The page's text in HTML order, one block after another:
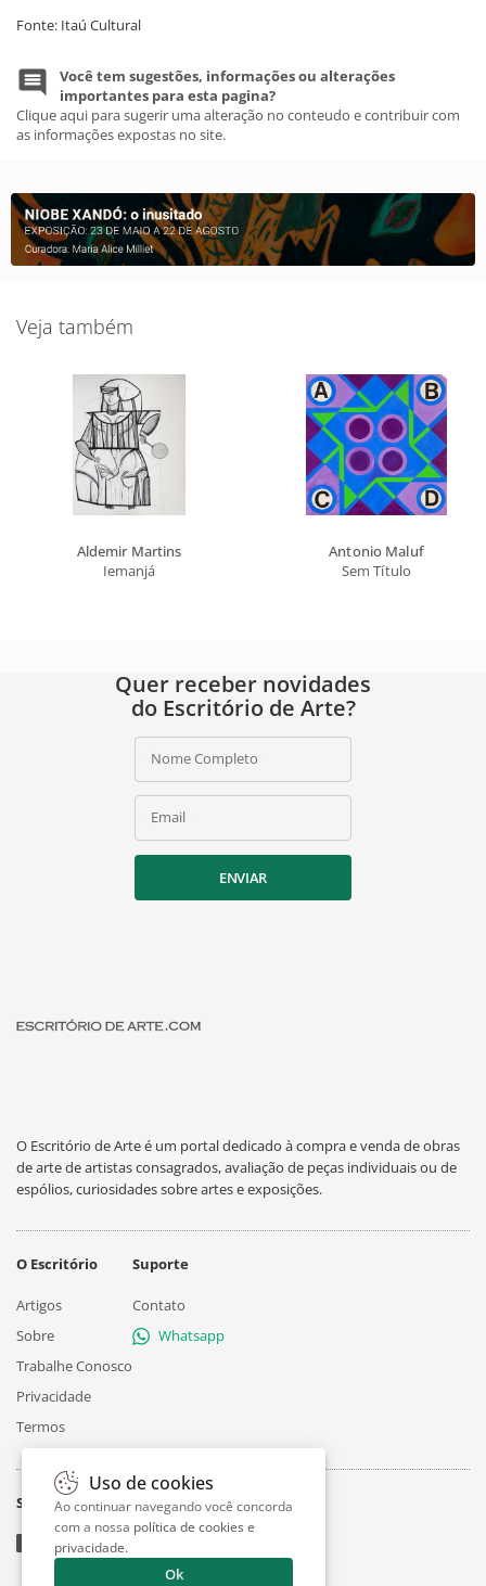
Fonte: Itaú Cultural
Você tem sugestões, informações ou alterações
importantes para esta pagina?
Clique aqui para sugerir uma alteração no conteudo e contribuir com
as informações expostas no site.
Veja também
Aldemir Martins
Iemanjá
Antonio Maluf
Sem Título
Quer receber novidades
do Escritório de Arte?
Nome Completo
Email
ENVIAR
O Escritório de Arte é um portal dedicado à compra e venda de obras
de arte de artistas consagrados, avaliação de peças individuais ou de
espólios, curiosidades sobre artes e exposições.
O Escritório
Artigos
Sobre
Trabalhe Conosco
Privacidade
Termos
Suporte
Contato
Whatsapp
Siga
Uso de cookies
Ao continuar navegando você concorda
com a nossa política de cookies e
privacidade.
Ok